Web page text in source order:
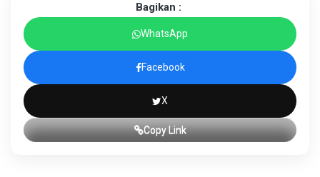
Bagikan :
WhatsApp
Facebook
X
Copy Link